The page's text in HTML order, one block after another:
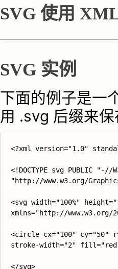
SVG 使用
SVG 实例
下面的例子是一
用 .svg 后缀来
<?xml version="1.0"
<!DOCTYPE svg PUBLIC "-//
"http://www.w3.org/
<svg width="100%"
xmlns="http://www.w3.org/
<circle cx="100" cy="50"
stroke-width="2"